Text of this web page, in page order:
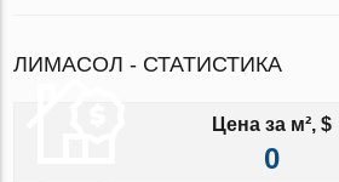
ЛИМАСОЛ - СТАТИСТИКА
Цена за м², $
0